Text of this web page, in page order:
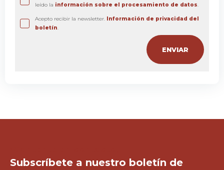
leído la información sobre el procesamiento de datos.
Acepto recibir la newsletter.
Información de privacidad del
boletín.
Subscríbete a nuestro boletín de